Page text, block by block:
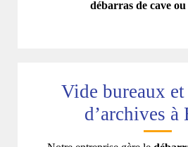
débarras de cave
Vide bureaux et
d’archives à